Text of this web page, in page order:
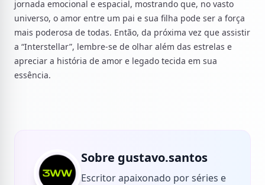
jornada emocional e espacial, mostrando que, no vasto
universo, o amor entre um pai e sua filha pode ser a força
mais poderosa de todas. Então, da próxima vez que assistir
a “Interstellar”, lembre-se de olhar além das estrelas e
apreciar a história de amor e legado tecida em sua
essência.
Sobre gustavo.santos
Escritor apaixonado por séries e